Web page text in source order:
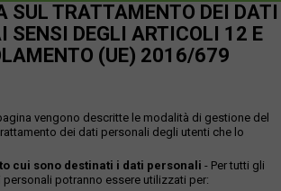
SUL TRATTAMENTO DEI DATI
SENSI DEGLI ARTICOLI 12 E
(UE) 2016/679
vengono descritte le modalità di gestione del
dei dati personali degli utenti che lo
cui sono destinati i dati personali - Per tutti gli
potranno essere utilizzati per: